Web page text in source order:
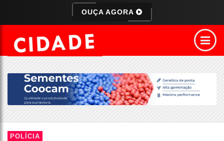
OUÇA AGORA
POLÍCIA